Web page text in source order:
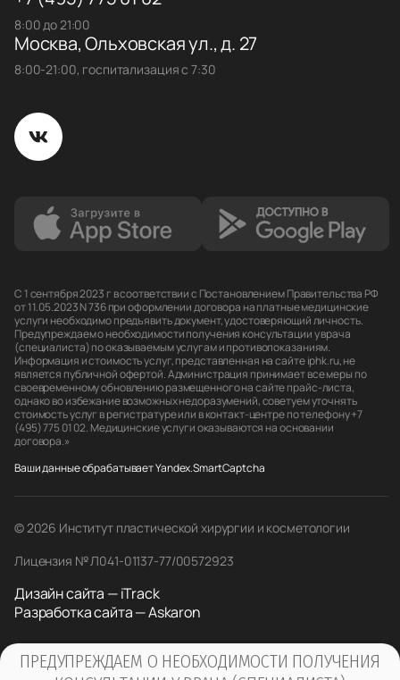
8:00 до 21:00
Москва, Ольховская ул., д. 27
8:00-21:00, госпитализация с 7:30
С 1 сентября 2023 г в соответствии с Постановлением Правительства РФ
от 11.05.2023 N 736 при оформлении договора на платные медицинские
услуги необходимо предъявить документ, удостоверяющий личность.
Предупреждаем о необходимости получения консультации у врача
(специалиста) по оказываемым услугам и противопоказаниям.
Информация и стоимость услуг, представленная на сайте iphk.ru, не
является публичной офертой. Администрация принимает все меры по
своевременному обновлению размещенного на сайте прайс-листа,
однако во избежание возможных недоразумений, советуем уточнять
стоимость услуг в регистратуре или в контакт-центре по телефону +7
(495) 775 01 02. Медицинские услуги оказываются на основании
договора.»
Ваши данные обрабатывает Yandex.SmartCaptcha
© 2026 Институт пластической хирургии и косметологии
Лицензия № Л041-01137-77/00572923
Дизайн сайта — iTrack
Разработка сайта — Askaron
ПРЕДУПРЕЖДАЕМ О НЕОБХОДИМОСТИ ПОЛУЧЕНИЯ